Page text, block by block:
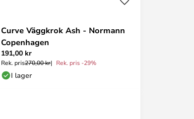
Curve Väggkrok Ash - Normann
Copenhagen
191,00 kr
Rek. pris270,00 kr Rek. pris -29%
I lager